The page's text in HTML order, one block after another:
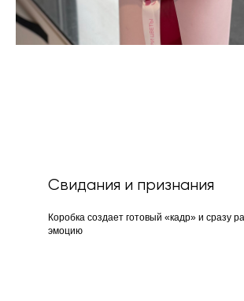
Свидания и признания
Коробка создает готовый «кадр» и сразу
эмоцию